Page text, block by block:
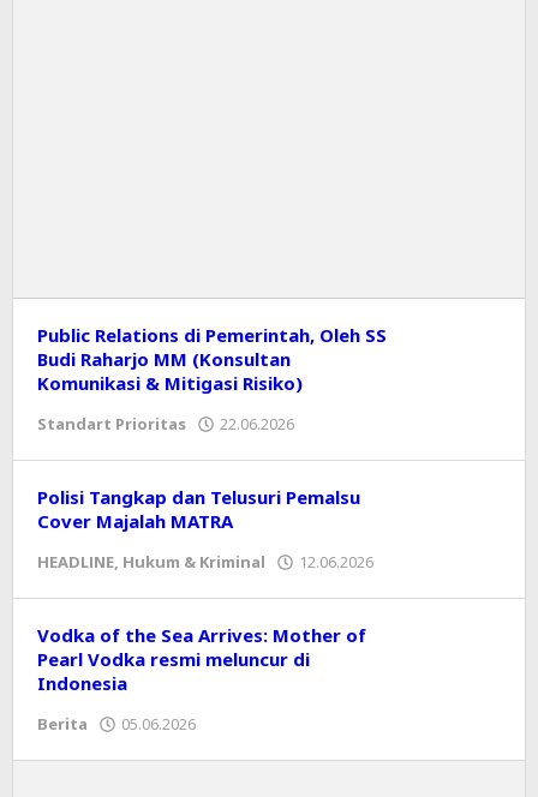
Public Relations di Pemerintah, Oleh SS
Budi Raharjo MM (Konsultan
Komunikasi & Mitigasi Risiko)
Standart Prioritas 22.06.2026
Polisi Tangkap dan Telusuri Pemalsu
Cover Majalah MATRA
HEADLINE, Hukum & Kriminal 12.06.2026
Vodka of the Sea Arrives: Mother of
Pearl Vodka resmi meluncur di
Indonesia
Berita 05.06.2026